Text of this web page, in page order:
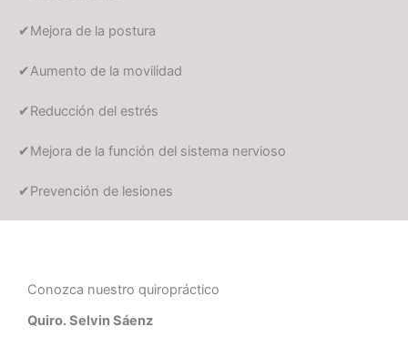
✔Mejora de la postura
✔Aumento de la movilidad
✔Reducción del estrés
✔Mejora de la función del sistema nervioso
✔Prevención de lesiones
Conozca nuestro quiropráctico
Quiro. Selvin Sáenz